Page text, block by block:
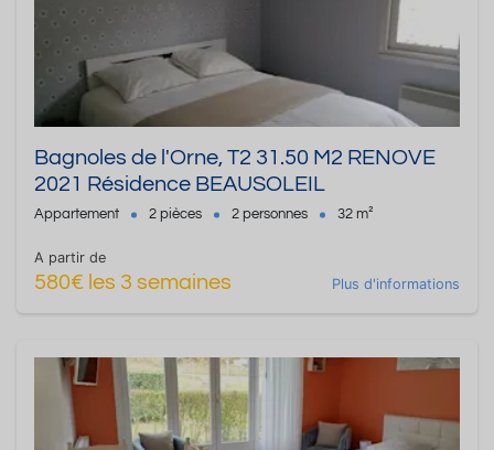
Bagnoles de l'Orne, T2 31.50 M2 RENOVE
2021 Résidence BEAUSOLEIL
Appartement 2 pièces 2 personnes 32 m²
A partir de
580€ les 3 semaines Plus d'informations